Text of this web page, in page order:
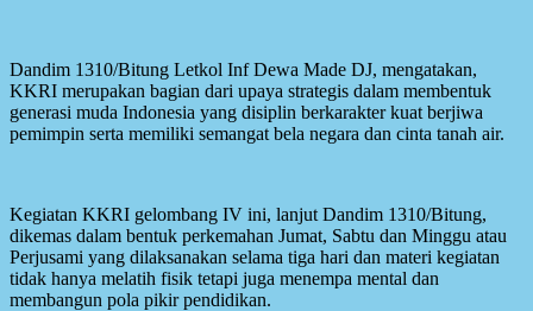
Dandim 1310/Bitung Letkol Inf Dewa Made DJ, mengatakan,
KKRI merupakan bagian dari upaya strategis dalam membentuk
generasi muda Indonesia yang disiplin berkarakter kuat berjiwa
pemimpin serta memiliki semangat bela negara dan cinta tanah air.
Kegiatan KKRI gelombang IV ini, lanjut Dandim 1310/Bitung,
dikemas dalam bentuk perkemahan Jumat, Sabtu dan Minggu atau
Perjusami yang dilaksanakan selama tiga hari dan materi kegiatan
tidak hanya melatih fisik tetapi juga menempa mental dan
membangun pola pikir pendidikan.